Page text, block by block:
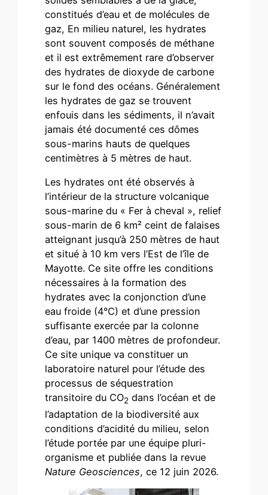
constitués d’eau et de molécules de
gaz, En milieu naturel, les hydrates
sont souvent composés de méthane
et il est extrêmement rare d’observer
des hydrates de dioxyde de carbone
sur le fond des océans. Généralement
les hydrates de gaz se trouvent
enfouis dans les sédiments, il n’avait
jamais été documenté ces dômes
sous-marins hauts de quelques
centimètres à 5 mètres de haut.
Les hydrates ont été observés à
l’intérieur de la structure volcanique
sous-marine du « Fer à cheval », relief
sous-marin de 6 km² ceint de falaises
atteignant jusqu’à 250 mètres de haut
et situé à 10 km vers l’Est de l’île de
Mayotte. Ce site offre les conditions
nécessaires à la formation des
hydrates avec la conjonction d’une
eau froide (4°C) et d’une pression
suffisante exercée par la colonne
d’eau, par 1400 mètres de profondeur.
Ce site unique va constituer un
laboratoire naturel pour l’étude des
processus de séquestration
transitoire du CO2 dans l’océan et de
l’adaptation de la biodiversité aux
conditions d’acidité du milieu, selon
l’étude portée par une équipe pluri-
organisme et publiée dans la revue
Nature Geosciences, ce 12 juin 2026.